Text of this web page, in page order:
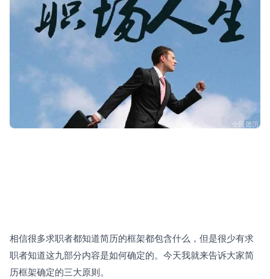
相信很多求职者都知道简历的框架都包含什么，但是很少有求
职者知道这九部分内容是如何确定的。今天我就来告诉大家简
历框架确定的三大原则。